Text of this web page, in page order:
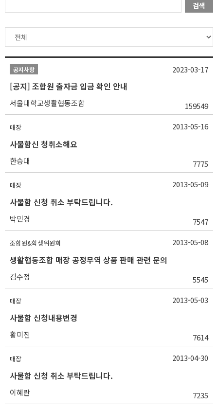
검색
공지사항
[공지] 조합원 출자금 입금 확인 안내
서울대학교생활협동조합 159549
2023-03-17
매장
사물함신 청취소해요
한승대 7775
2013-05-16
매장
사물함 신청 취소 부탁드립니다.
박민경 7547
2013-05-09
조합원&학생위원회
생활협동조합 매장 공정무역 상품 판매 관련 문의
김수정 5545
2013-05-08
매장
사물함 신청내용변경
황미진 7614
2013-05-03
매장
사물함 신청 취소 부탁드립니다.
이혜란 7235
2013-04-30